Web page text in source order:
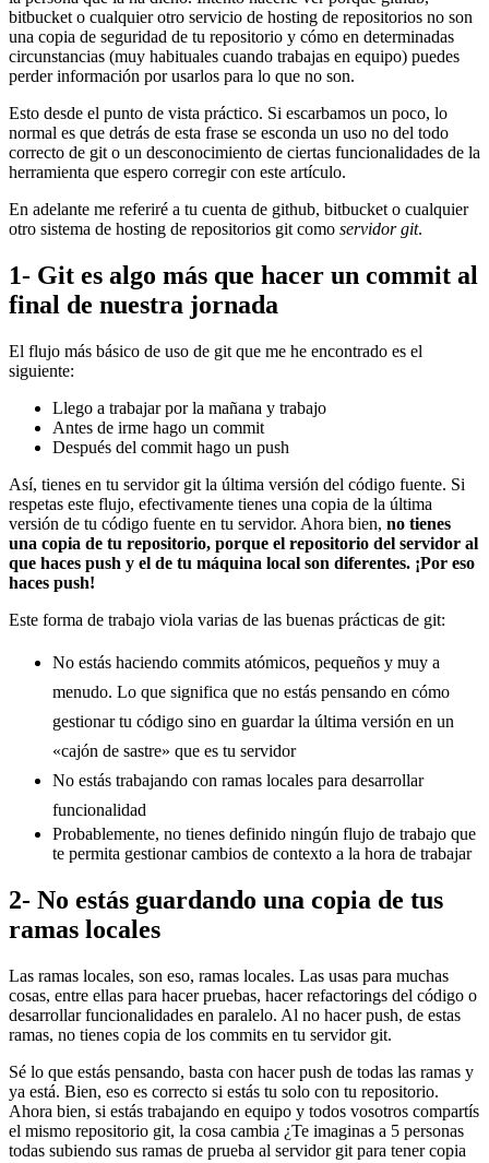
bitbucket o cualquier otro servicio de hosting de repositorios no son
una copia de seguridad de tu repositorio y cómo en determinadas
circunstancias (muy habituales cuando trabajas en equipo) puedes
perder información por usarlos para lo que no son.
Esto desde el punto de vista práctico. Si escarbamos un poco, lo
normal es que detrás de esta frase se esconda un uso no del todo
correcto de git o un desconocimiento de ciertas funcionalidades de la
herramienta que espero corregir con este artículo.
En adelante me referiré a tu cuenta de github, bitbucket o cualquier
otro sistema de hosting de repositorios git como servidor git.
1- Git es algo más que hacer un commit al
final de nuestra jornada
El flujo más básico de uso de git que me he encontrado es el
siguiente:
Llego a trabajar por la mañana y trabajo
Antes de irme hago un commit
Después del commit hago un push
Así, tienes en tu servidor git la última versión del código fuente. Si
respetas este flujo, efectivamente tienes una copia de la última
versión de tu código fuente en tu servidor. Ahora bien, no tienes
una copia de tu repositorio, porque el repositorio del servidor al
que haces push y el de tu máquina local son diferentes. ¡Por eso
haces push!
Este forma de trabajo viola varias de las buenas prácticas de git:
No estás haciendo commits atómicos, pequeños y muy a
menudo. Lo que significa que no estás pensando en cómo
gestionar tu código sino en guardar la última versión en un
«cajón de sastre» que es tu servidor
No estás trabajando con ramas locales para desarrollar
funcionalidad
Probablemente, no tienes definido ningún flujo de trabajo que
te permita gestionar cambios de contexto a la hora de trabajar
2- No estás guardando una copia de tus
ramas locales
Las ramas locales, son eso, ramas locales. Las usas para muchas
cosas, entre ellas para hacer pruebas, hacer refactorings del código o
desarrollar funcionalidades en paralelo. Al no hacer push, de estas
ramas, no tienes copia de los commits en tu servidor git.
Sé lo que estás pensando, basta con hacer push de todas las ramas y
ya está. Bien, eso es correcto si estás tu solo con tu repositorio.
Ahora bien, si estás trabajando en equipo y todos vosotros compartís
el mismo repositorio git, la cosa cambia ¿Te imaginas a 5 personas
todas subiendo sus ramas de prueba al servidor git para tener copia